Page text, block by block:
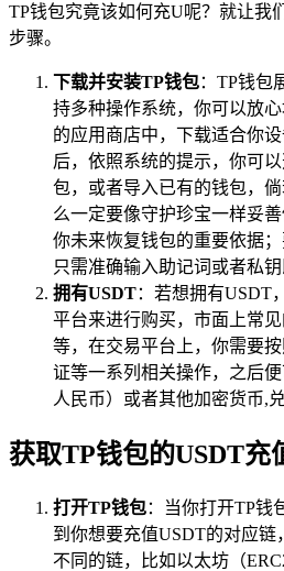
TP钱包究竟该如何充U呢？就让我
步骤。
下载并安装TP钱包：TP钱包
持多种操作系统，你可以放
的应用商店中，下载适合你
后，依照系统的提示，你可
包，或者导入已有的钱包，
么一定要像守护珍宝一样妥
你未来恢复钱包的重要依据
只需准确输入助记词或者私钥
拥有USDT：若想拥有USDT
平台来进行购买，市面上常
等，在交易平台上，你需要
证等一系列相关操作，之后
人民币）或者其他加密货币,
获取TP钱包的USDT充
打开TP钱包：当你打开TP钱
到你想要充值USDT的对应链
不同的链，比如以太坊（